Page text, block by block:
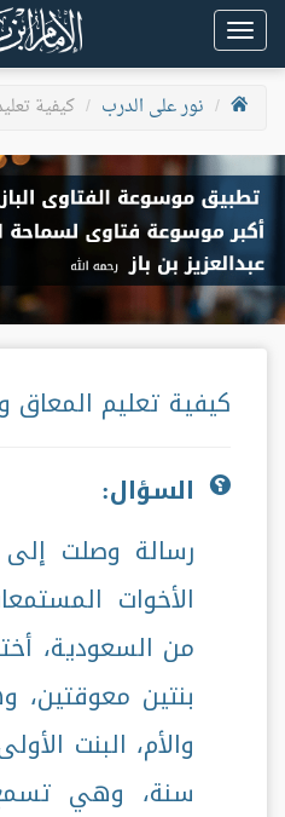
Toggle
navigation
نور على الدرب
كيفية
كيفية تعليم المعاق
السؤال:
رسالة وصلت إلى
الأخوات
من السعودية،
بنتين معوقتين،
والأم، البنت
سنة، وهي